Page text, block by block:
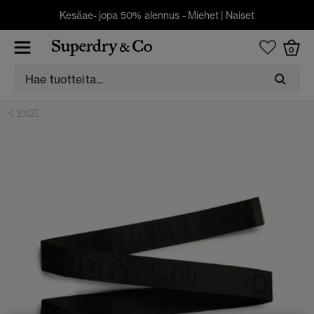
Kesäae- jopa 50% alennus - Miehet | Naiset
0
VYOT